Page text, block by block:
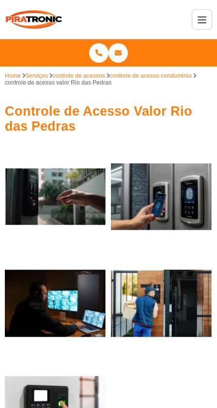
Home Serviços controle de acessos
controle de acesso condominio
controle de acesso valor Rio das Pedras
Controle de Acesso Valor Rio
das Pedras